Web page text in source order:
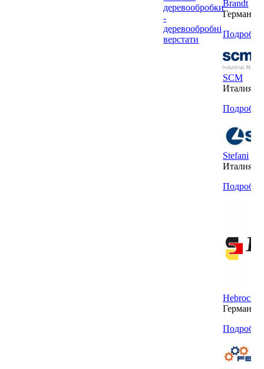
деревообробки
-
деревообробні
верстати
Brandt
Германия
SCM
Италия
Stefani
Италия
Hebrock
Германия